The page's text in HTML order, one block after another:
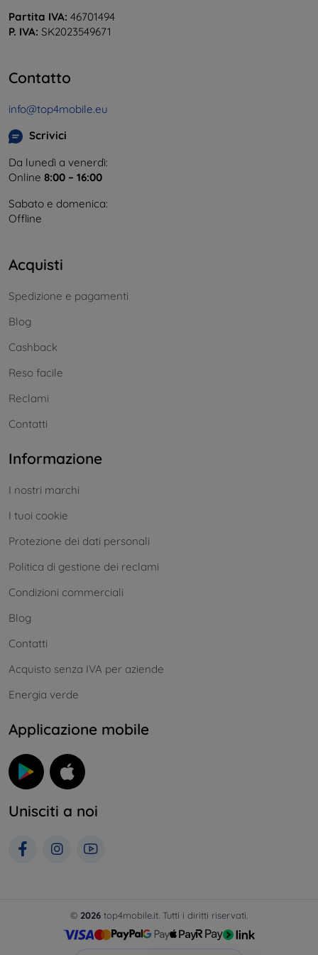
Partita IVA: 46701494
P. IVA: SK2023549671
Contatto
info@top4mobile.eu
Scrivici
Da lunedì a venerdì:
Online 8:00 – 16:00
Sabato e domenica:
Offline
Acquisti
Spedizione e pagamenti
Blog
Cashback
Reso facile
Reclami
Contatti
Informazione
I nostri marchi
I tuoi cookie
Protezione dei dati personali
Politica di gestione dei reclami
Condizioni commerciali
Blog
Contatti
Acquisto senza IVA per aziende
Energia verde
Applicazione mobile
Unisciti a noi
© 2026 top4mobile.it. Tutti i diritti riservati.